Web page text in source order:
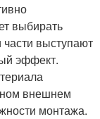
выбирать
части выступают
эффект.
внешнем
монтажа.